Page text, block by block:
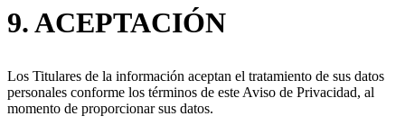
9. ACEPTACIÓN
Los Titulares de la información aceptan el tratamiento de sus datos
personales conforme los términos de este Aviso de Privacidad, al
momento de proporcionar sus datos.